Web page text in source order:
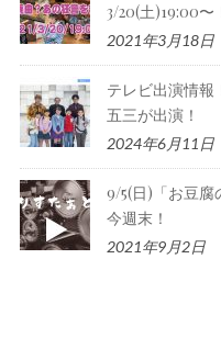
3/20(土)19:00〜
2021年3月18日
テレビ出演情報
五三が出演！
2024年6月11日
9/5(日)「お豆
今週末！
2021年9月2日